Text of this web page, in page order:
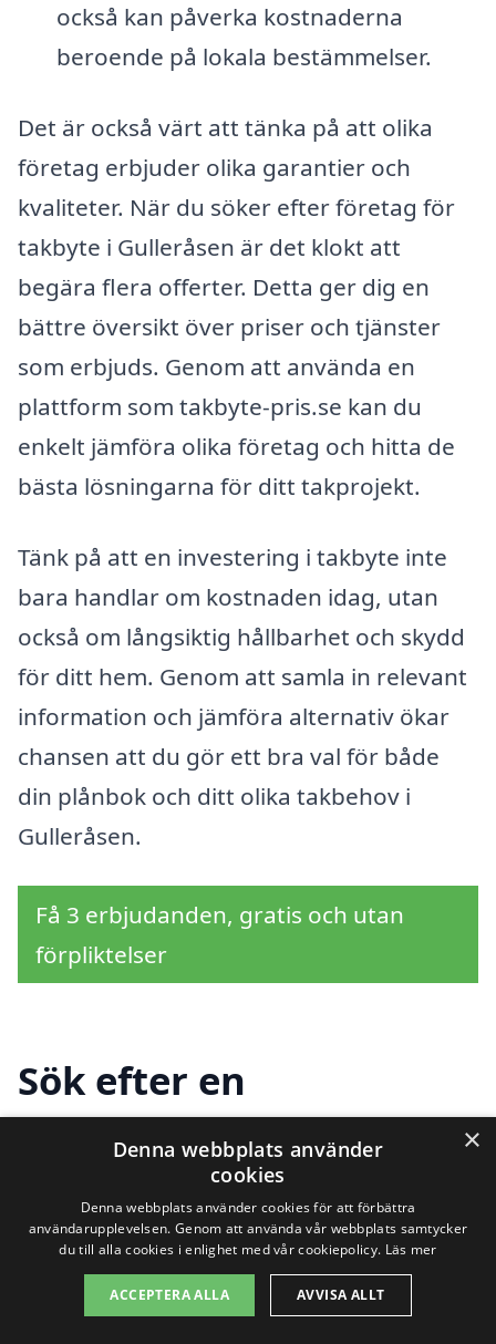
också kan påverka kostnaderna
beroende på lokala bestämmelser.
Det är också värt att tänka på att olika
företag erbjuder olika garantier och
kvaliteter. När du söker efter företag för
takbyte i Gulleråsen är det klokt att
begära flera offerter. Detta ger dig en
bättre översikt över priser och tjänster
som erbjuds. Genom att använda en
plattform som takbyte-pris.se kan du
enkelt jämföra olika företag och hitta de
bästa lösningarna för ditt takprojekt.
Tänk på att en investering i takbyte inte
bara handlar om kostnaden idag, utan
också om långsiktig hållbarhet och skydd
för ditt hem. Genom att samla in relevant
information och jämföra alternativ ökar
chansen att du gör ett bra val för både
din plånbok och ditt olika takbehov i
Gulleråsen.
Få 3 erbjudanden, gratis och utan
förpliktelser
Sök efter en
professionell för
takbyte i andra städer
nära Gulleråsen
Att genomföra ett takbyte är en
×
Denna webbplats använder
cookies
Denna webbplats använder cookies för att förbättra
användarupplevelsen. Genom att använda vår webbplats samtycker
du till alla cookies i enlighet med vår cookiepolicy. Läs mer
ACCEPTERA ALLA AVVISA ALLT